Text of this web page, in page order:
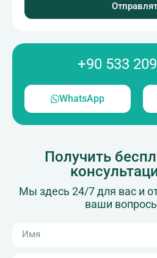
+90 533
WhatsApp
Получить
Мы здесь 24/7 для вас и
ваши